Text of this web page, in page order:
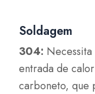
Soldagem
304:
entrada de
carboneto, que